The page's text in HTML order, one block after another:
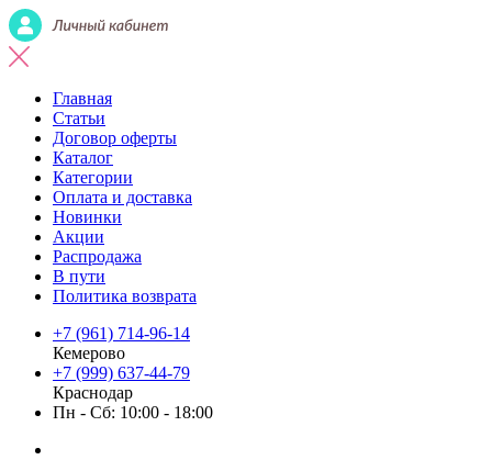
Главная
Статьи
Договор оферты
Каталог
Категории
Оплата и доставка
Новинки
Акции
Распродажа
В пути
Политика возврата
+7 (961) 714-96-14
Кемерово
+7 (999) 637-44-79
Краснодар
Пн - Сб: 10:00 - 18:00